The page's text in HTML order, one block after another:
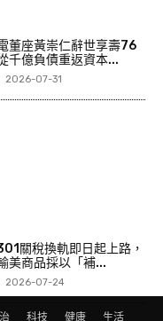
董座黃崇仁辭世享壽76
千億負債重返資本...
2026-07-31
關稅換軌即日起上路，
美商品採以「補...
2026-07-24
科技 健康 生活